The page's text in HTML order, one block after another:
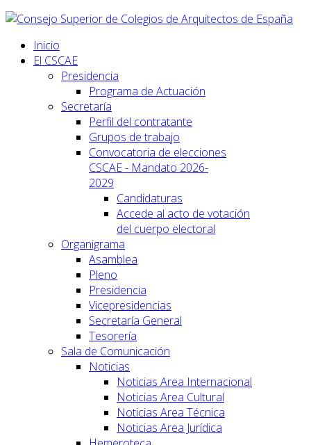
Inicio
El CSCAE
Presidencia
Programa de Actuación
Secretaría
Perfil del contratante
Grupos de trabajo
Convocatoria de elecciones
CSCAE - Mandato 2026-
2029
Candidaturas
Accede al acto de votación
del cuerpo electoral
Organigrama
Asamblea
Pleno
Presidencia
Vicepresidencias
Secretaría General
Tesorería
Sala de Comunicación
Noticias
Noticias Area Internacional
Noticias Area Cultural
Noticias Area Técnica
Noticias Area Jurídica